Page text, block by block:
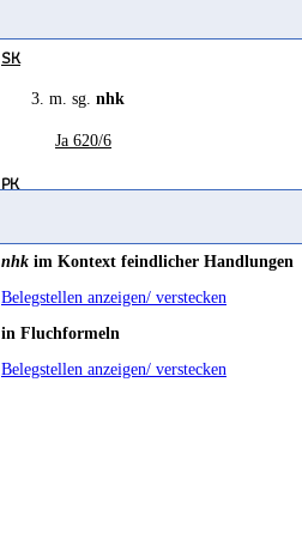
to inflict
agitated" Leslau 1991 393
SK
3. m. sg. nhk
Ja 620/6
PK
RES 4090/2
nhk im Kontext feindlicher Handlungen
Belegstellen anzeigen/ verstecken
in Fluchformeln
Belegstellen anzeigen/ verstecken